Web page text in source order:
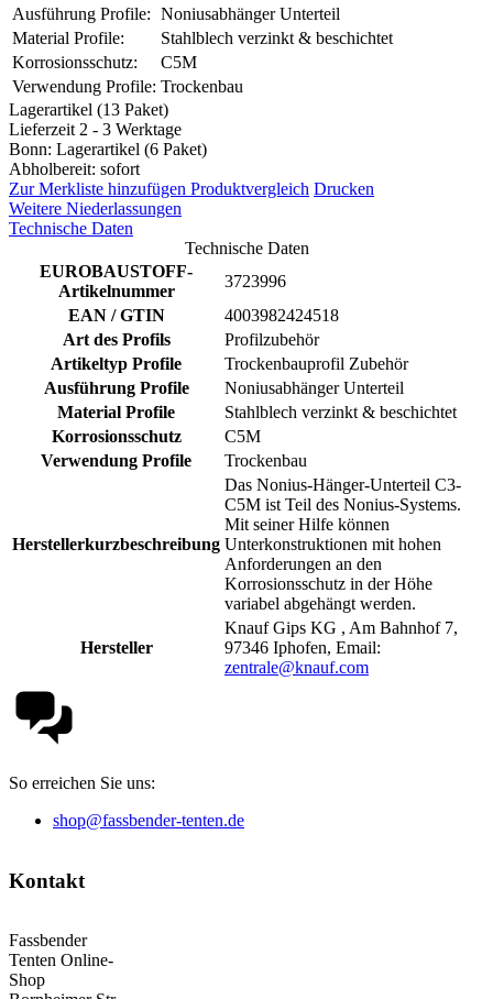
Ausführung Profile: Noniusabhänger Unterteil
Material Profile:
Stahlblech verzinkt & beschichtet
Korrosionsschutz:
C5M
Verwendung Profile: Trockenbau
Lagerartikel (13 Paket)
Lieferzeit 2 - 3 Werktage
Bonn: Lagerartikel (6 Paket)
Abholbereit: sofort
Zur Merkliste hinzufügen Produktvergleich Drucken
Weitere Niederlassungen
Technische Daten
Technische Daten
EUROBAUSTOFF-
Artikelnummer
3723996
EAN / GTIN
4003982424518
Art des Profils
Profilzubehör
Artikeltyp Profile
Trockenbauprofil Zubehör
Ausführung Profile
Noniusabhänger Unterteil
Material Profile
Stahlblech verzinkt & beschichtet
Korrosionsschutz
C5M
Verwendung Profile
Trockenbau
Herstellerkurzbeschreibung
Das Nonius-Hänger-Unterteil C3-
C5M ist Teil des Nonius-Systems.
Mit seiner Hilfe können
Unterkonstruktionen mit hohen
Anforderungen an den
Korrosionsschutz in der Höhe
variabel abgehängt werden.
Hersteller
Knauf Gips KG , Am Bahnhof 7,
97346 Iphofen, Email:
zentrale@knauf.com
So erreichen Sie uns:
shop@fassbender-tenten.de
Kontakt
Fassbender
Tenten Online-
Shop